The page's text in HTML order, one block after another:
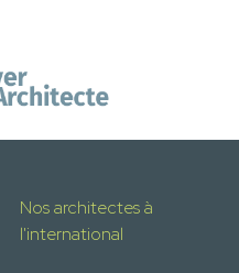
Nos architectes à
l'international